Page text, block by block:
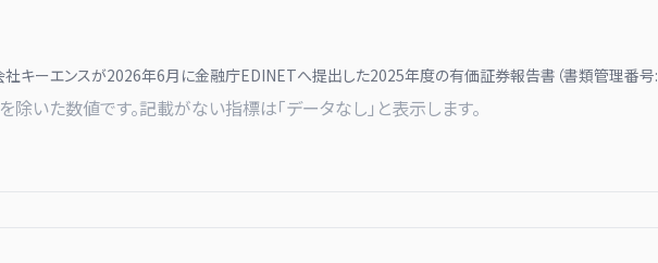
キーエンスが2026年6月に金融庁EDINETへ提出した2025年度の有価証券報告書（書類管理番号:
いた数値です。記載がない指標は「データなし」と表示します。